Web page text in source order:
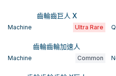
齒輪齒巨人 X
Machine Ultra Rare
齒輪齒輪加速人
Machine Common